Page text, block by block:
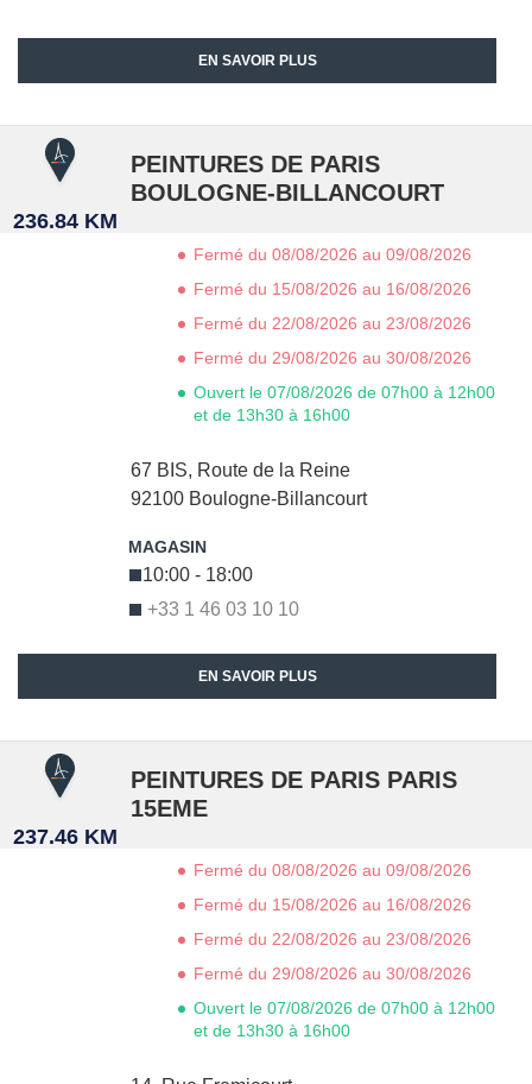
EN SAVOIR PLUS
236.84 KM
PEINTURES DE PARIS
BOULOGNE-BILLANCOURT
67 BIS, Route de la Reine
92100 Boulogne-Billancourt
+33 1 46 03 10 10
10:00 - 18:00
Fermé du 08/08/2026 au 09/08/2026
Fermé du 15/08/2026 au 16/08/2026
Fermé du 22/08/2026 au 23/08/2026
Fermé du 29/08/2026 au 30/08/2026
Ouvert le 07/08/2026 de 07h00 à 12h00
et de 13h30 à 16h00
EN SAVOIR PLUS
237.46 KM
PEINTURES DE PARIS PARIS
15EME
Fermé du 08/08/2026 au 09/08/2026
Fermé du 15/08/2026 au 16/08/2026
Fermé du 22/08/2026 au 23/08/2026
Fermé du 29/08/2026 au 30/08/2026
Ouvert le 07/08/2026 de 07h00 à 12h00
et de 13h30 à 16h00